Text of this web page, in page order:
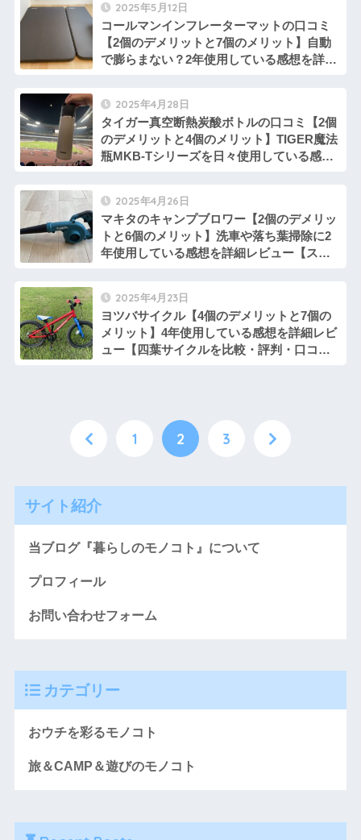
ーモデル
2025年5月12日
コールマンインフレーターマットの口コミ
【2個のデメリットと7個のメリット】自動
で膨らまない？2年使用している感想を詳細
トハイピーク
2025年4月28日
タイガー真空断熱炭酸ボトルの口コミ【2個
のデメリットと4個のメリット】TIGER魔法
瓶MKB-Tシリーズを日々使用している感想
2025年4月26日
マキタのキャンプブロワー【2個のデメリッ
トと6個のメリット】洗車や落ち葉掃除に2
年使用している感想を詳細レビュー【スノ
2025年4月23日
ヨツバサイクル【4個のデメリットと7個の
メリット】4年使用している感想を詳細レビ
ュー【四葉サイクルを比較・評判・口コ
1 2 3
サイト紹介
当ブログ『暮らしのモノコト』について
プロフィール
お問い合わせフォーム
カテゴリー
おウチを彩るモノコト
旅＆CAMP＆遊びのモノコト